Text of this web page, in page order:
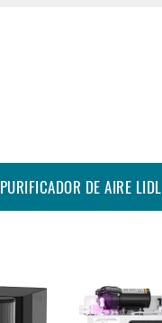
PURIFICADOR DE AIRE LIDL